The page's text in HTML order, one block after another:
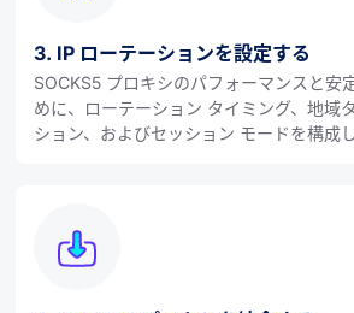
3. IP ローテーションを設定する
SOCKS5 プロキシのパフォーマンスと安
めに、ローテーション タイミング、地域
ション、およびセッション モードを構成し